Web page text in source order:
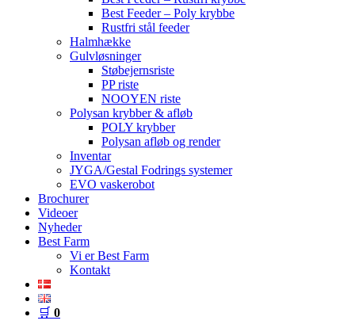
Best Feeder – Poly krybbe
Rustfri stål feeder
Halmhække
Gulvløsninger
Støbejernsriste
PP riste
NOOYEN riste
Polysan krybber & afløb
POLY krybber
Polysan afløb og render
Inventar
JYGA/Gestal Fodrings systemer
EVO vaskerobot
Brochurer
Videoer
Nyheder
Best Farm
Vi er Best Farm
Kontakt
🛒 0